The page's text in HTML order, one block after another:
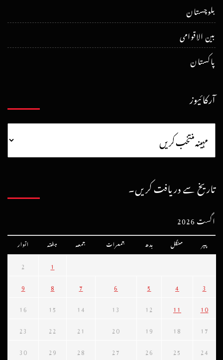
بلوچستان
بین الاقوامی
پاکستان
آرکائیوز
تاریخ سے دریافت کریں۔
اگست 2026
پیر منگل بدھ جمعرات جمعہ ہفتہ اتوار
1
2
3
4
5
6
7
8
9
10
11
12
13
14
15
16
17
18
19
20
21
22
23
24
25
26
27
28
29
30